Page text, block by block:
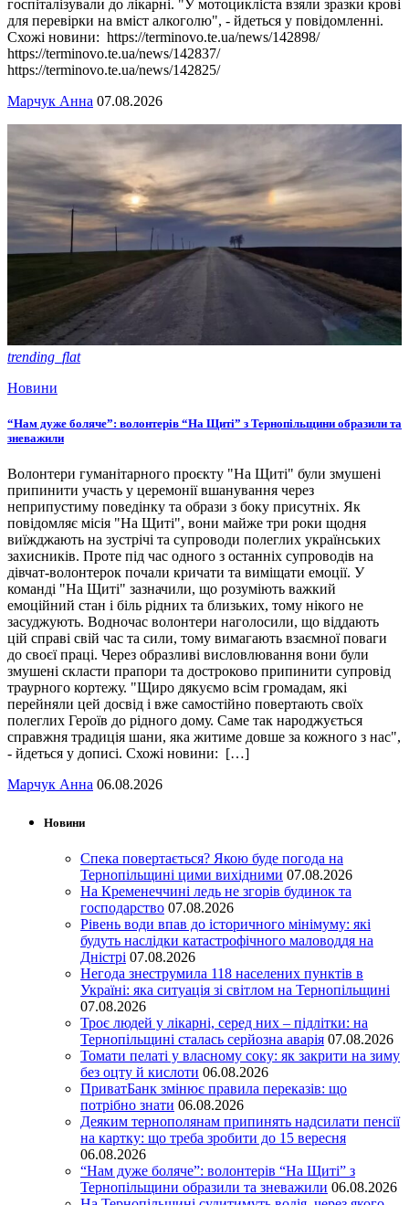
госпіталізували до лікарні. "У мотоцикліста взяли зразки крові
для перевірки на вміст алкоголю", - йдеться у повідомленні.
Схожі новини: https://terminovo.te.ua/news/142898/
https://terminovo.te.ua/news/142837/
https://terminovo.te.ua/news/142825/
Марчук Анна 07.08.2026
trending_flat
Новини
“Нам дуже боляче”: волонтерів “На Щиті” з Тернопільщини образили та
зневажили
Волонтери гуманітарного проєкту "На Щиті" були змушені
припинити участь у церемонії вшанування через
неприпустиму поведінку та образи з боку присутніх. Як
повідомляє місія "На Щиті", вони майже три роки щодня
виїжджають на зустрічі та супроводи полеглих українських
захисників. Проте під час одного з останніх супроводів на
дівчат-волонтерок почали кричати та виміщати емоції. У
команді "На Щиті" зазначили, що розуміють важкий
емоційний стан і біль рідних та близьких, тому нікого не
засуджують. Водночас волонтери наголосили, що віддають
цій справі свій час та сили, тому вимагають взаємної поваги
до своєї праці. Через образливі висловлювання вони були
змушені скласти прапори та достроково припинити супровід
траурного кортежу. "Щиро дякуємо всім громадам, які
перейняли цей досвід і вже самостійно повертають своїх
полеглих Героїв до рідного дому. Саме так народжується
справжня традиція шани, яка житиме довше за кожного з нас",
- йдеться у дописі. Схожі новини: […]
Марчук Анна 06.08.2026
Новини
Спека повертається? Якою буде погода на
Тернопільщині цими вихідними 07.08.2026
На Кременеччині ледь не згорів будинок та
господарство 07.08.2026
Рівень води впав до історичного мінімуму: які
будуть наслідки катастрофічного маловоддя на
Дністрі 07.08.2026
Негода знеструмила 118 населених пунктів в
Україні: яка ситуація зі світлом на Тернопільщині
07.08.2026
Троє людей у лікарні, серед них – підлітки: на
Тернопільщині сталась серйозна аварія 07.08.2026
Томати пелаті у власному соку: як закрити на зиму
без оцту й кислоти 06.08.2026
ПриватБанк змінює правила переказів: що
потрібно знати 06.08.2026
Деяким тернополянам припинять надсилати пенсії
на картку: що треба зробити до 15 вересня
06.08.2026
“Нам дуже боляче”: волонтерів “На Щиті” з
Тернопільщини образили та зневажили 06.08.2026